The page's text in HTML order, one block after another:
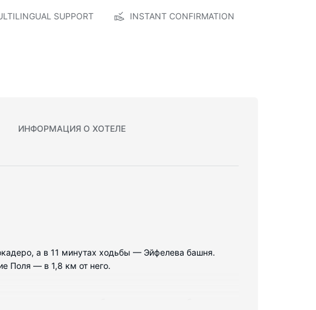
SUPPORT INSTANT CONFIRMATION
ИНФОРМАЦИЯ О ХОТЕЛЕ
а в 11 минутах ходьбы — Эйфелева башня.
Поля — в 1,8 км от него.